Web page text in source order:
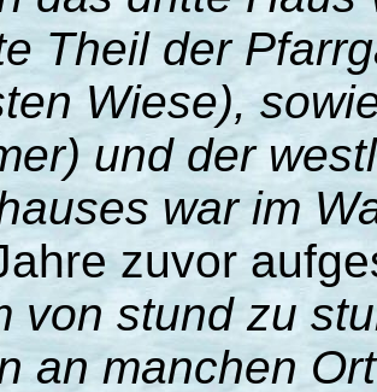
Theil der
Wiese),
und der
war im
zuvor
von stund zu
an manchen